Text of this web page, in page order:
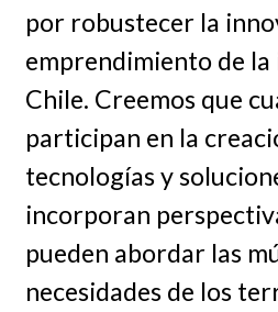
por robustecer la
emprendimiento de
Chile. Creemos que
participan en la
tecnologías y
incorporan
pueden abordar las
necesidades de los